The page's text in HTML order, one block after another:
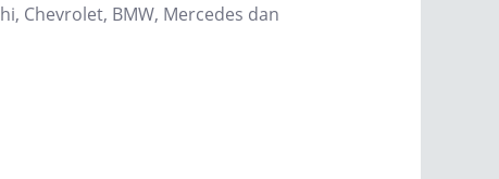
Chevrolet, BMW, Mercedes dan